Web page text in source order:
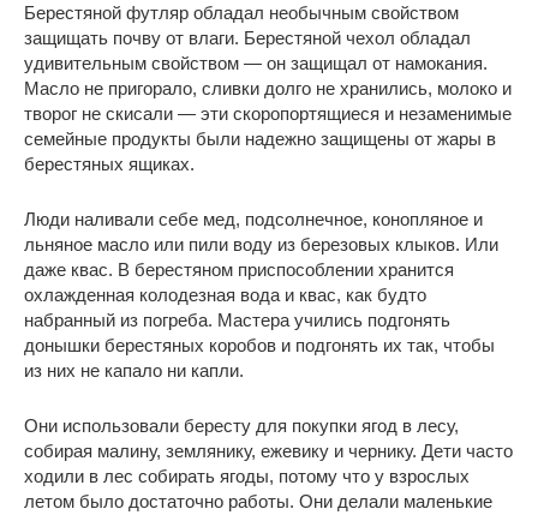
Берестяной футляр обладал необычным свойством
защищать почву от влаги. Берестяной чехол обладал
удивительным свойством — он защищал от намокания.
Масло не пригорало, сливки долго не хранились, молоко и
творог не скисали — эти скоропортящиеся и незаменимые
семейные продукты были надежно защищены от жары в
берестяных ящиках.
Люди наливали себе мед, подсолнечное, конопляное и
льняное масло или пили воду из березовых клыков. Или
даже квас. В берестяном приспособлении хранится
охлажденная колодезная вода и квас, как будто
набранный из погреба. Мастера учились подгонять
донышки берестяных коробов и подгонять их так, чтобы
из них не капало ни капли.
Они использовали бересту для покупки ягод в лесу,
собирая малину, землянику, ежевику и чернику. Дети часто
ходили в лес собирать ягоды, потому что у взрослых
летом было достаточно работы. Они делали маленькие